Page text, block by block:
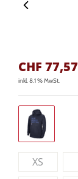
CHF 77,57
inkl. 8.1 % MwSt.
XS